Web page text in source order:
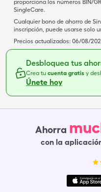
proporciona los números BIN/
SingleCare.
Cualquier bono de ahorro de
inscripción, puede usarse solo
Precios actualizados: 06/08/
Desbloquea tus
Crea tu cuenta gratis y
Únete hoy
Ahorra
con la